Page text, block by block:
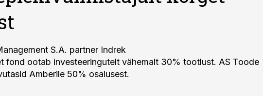
S.A. partner Indrek
fond ootab investeeringutelt vähemalt 30% tootlust. AS Toode
Amberile 50% osalusest.